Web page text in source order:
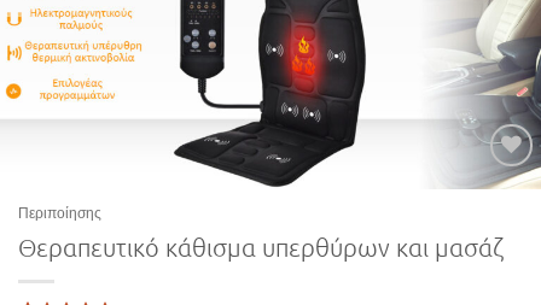
Add to
Περιποίησης
Θεραπευτικό κάθισμα υπερθύρων και μασάζ